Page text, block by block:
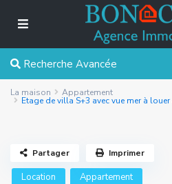
Recherche Avancée
La maison Appartement
Etage de villa S+3 avec vue mer à
Location Appartement
Partager Imprimer